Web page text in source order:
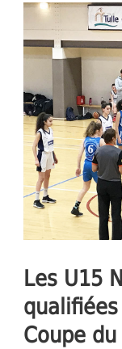
Les U15
Coupe